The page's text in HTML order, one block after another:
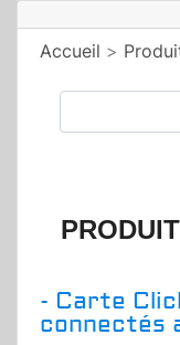
Accueil >
- Carte
connectés